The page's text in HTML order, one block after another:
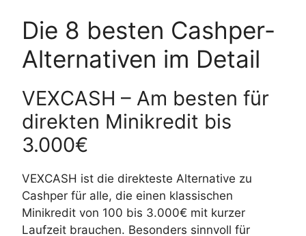
Die 8 besten Cashper-
Alternativen im Detail
VEXCASH – Am besten für
direkten Minikredit bis
3.000€
VEXCASH ist die direkteste Alternative zu
Cashper für alle, die einen klassischen
Minikredit von 100 bis 3.000€ mit kurzer
Laufzeit brauchen. Besonders sinnvoll für